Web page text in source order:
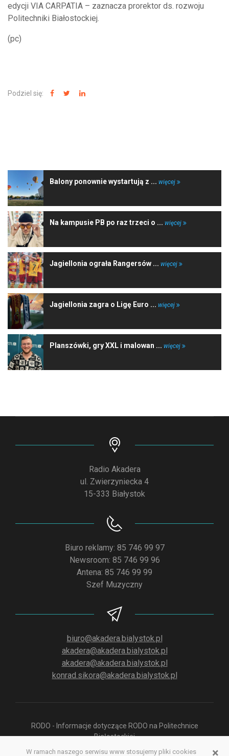
edycji VIA CARPATIA – zaznacza prorektor ds. rozwoju
Politechniki Białostockiej.
(pc)
Podziel się:
Balony ponownie wystartują z ... więcej
Na kampusie PB po raz trzeci o ... więcej
Jagiellonia ograła Rangersów ... więcej
Jagiellonia zagra o Ligę Euro ... więcej
Planszówki, gry XXL i malowan ... więcej
Radio Akadera
ul. Zwierzyniecka 4
15-333 Białystok
Biuro reklamy: 85 746 99 97
Newsroom: 85 746 99 96
Antena: 85 746 99 99
Szef Muzyczny
biuro@akadera.bialystok.pl
akadera@akadera.bialystok.pl
akadera@akadera.bialystok.pl
konrad.sikora@akadera.bialystok.pl
RODO - Informacje dotyczące RODO na Politechnice
Białostockiej
×
W ramach naszego serwisu www stosujemy pliki cookies